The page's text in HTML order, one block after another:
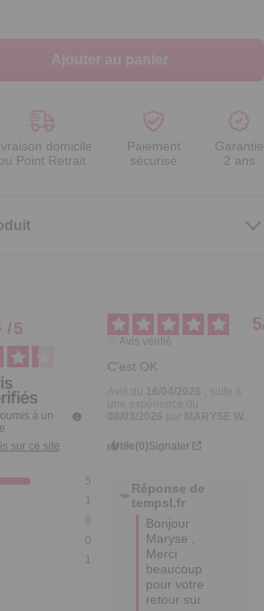
Ajouter au panier
domicile
ou Point Retrait
Paiement
sécurisé
Garantie
2 ans
/5
à un
sur ce site
5
1
0
0
1
5
Avis vérifié
C'est OK
16/04/2026
08/03/2026
MARYSE W.
Utile(0)Signaler
Réponse de
tempsl.fr
Bonjour
Maryse ,
Merci
beaucoup
pour votre
retour sur